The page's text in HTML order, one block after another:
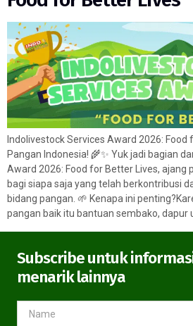
Indolivestock Services Award 2026:
Pangan Indonesia! 🌾✨ Yuk jadi bagian
Award 2026: Food for Better Lives, ajang
bagi siapa saja yang telah berkontribusi
bidang pangan. 🌱 Kenapa ini
pangan baik itu bantuan sembako, dapur
Subscribe untuk
menarik lainnya